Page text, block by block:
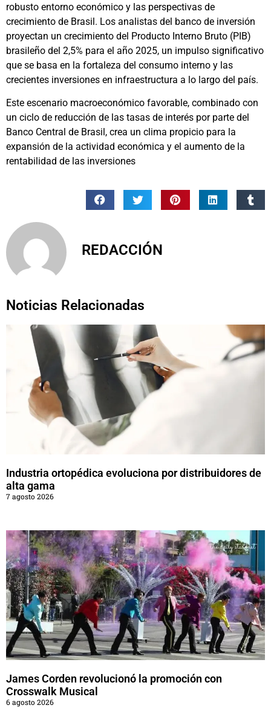
robusto entorno económico y las perspectivas de
crecimiento de Brasil. Los analistas del banco de inversión
proyectan un crecimiento del Producto Interno Bruto (PIB)
brasileño del 2,5% para el año 2025, un impulso significativo
que se basa en la fortaleza del consumo interno y las
crecientes inversiones en infraestructura a lo largo del país.
Este escenario macroeconómico favorable, combinado con
un ciclo de reducción de las tasas de interés por parte del
Banco Central de Brasil, crea un clima propicio para la
expansión de la actividad económica y el aumento de la
rentabilidad de las inversiones
REDACCIÓN
Noticias Relacionadas
Industria ortopédica evoluciona por distribuidores de
alta gama
7 agosto 2026
James Corden revolucionó la promoción con
Crosswalk Musical
6 agosto 2026